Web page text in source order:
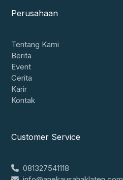
Perusahaan
Tentang Kami
Berita
Event
Cerita
Karir
Kontak
Customer Service
081327541118